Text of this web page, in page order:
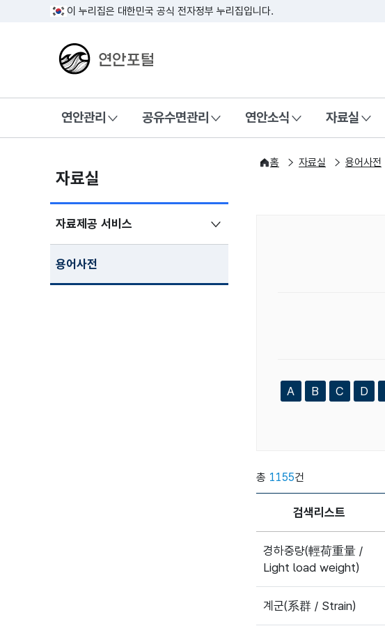
이 누리집은 대한민국 공식 전자정부 누리집입니다.
연안포털
연안관리 공유수면관리 연안소식 자료실
자료실
자료제공 서비스
용어사전
홈 자료실 용어사전
A B C D
총 1155건
검색리스트
경하중량(輕荷重量 /
Light load weight)
계군(系群 / Strain)